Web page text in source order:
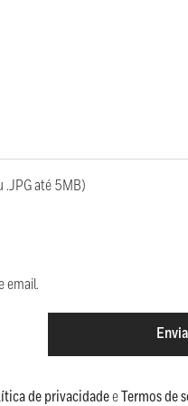
.JPG até 5MB)
email.
de privacidadeeTermos de